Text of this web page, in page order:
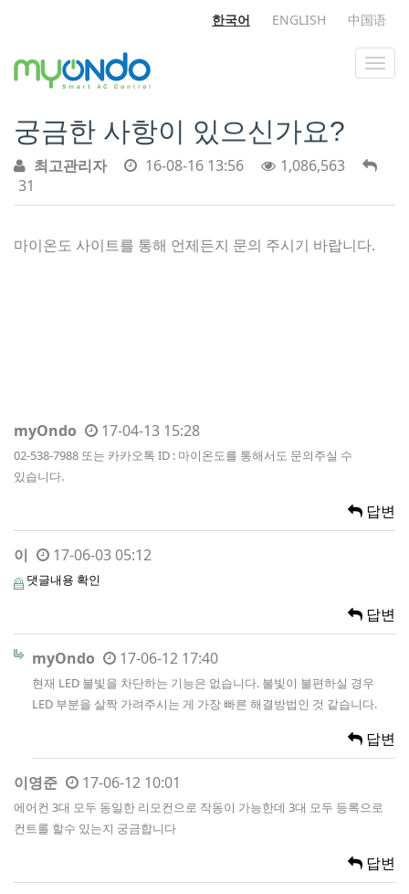
한국어 ENGLISH 中国语
궁금한 사항이 있으신가요?
최고관리자 16-08-16 13:56
1,086,563
31
마이온도 사이트를 통해 언제든지 문의 주시기 바랍니다.
myOndo 17-04-13 15:28
02-538-7988 또는 카카오톡 ID : 마이온도를 통해서도 문의주실 수
있습니다.
답변
이 17-06-03 05:12
댓글내용 확인
답변
myOndo 17-06-12 17:40
현재 LED 불빛을 차단하는 기능은 없습니다. 불빛이 불편하실 경우
LED 부분을 살짝 가려주시는 게 가장 빠른 해결방법인 것 같습니다.
답변
이영준 17-06-12 10:01
에어컨 3대 모두 동일한 리모컨으로 작동이 가능한데 3대 모두 등록으로
컨트롤 할수 있는지 궁금합니다
답변